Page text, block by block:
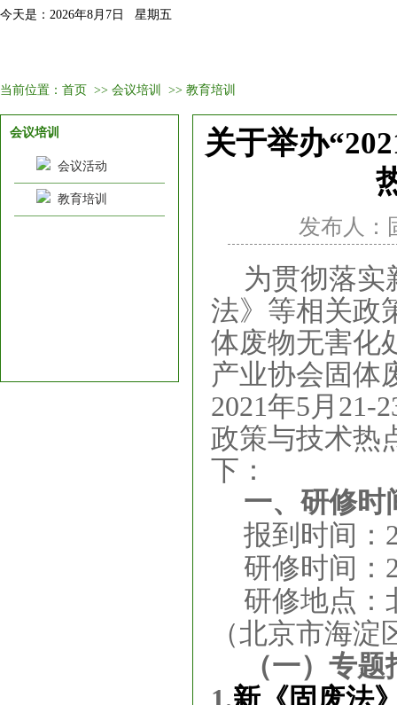
今天是：2026年8月7日 星期五
当前位置： 首页 >> 会议培训 >> 教育培训
会议培训
会议活动
教育培训
关于举办
发布人：
为贯彻落实
法》等相关政
体废物无害化
产业协会固体
2021年5月21-
政策与技术热
下：
一、研修时
报到时间 ：
研修时间
研修地点：
（北京市海
（一）专